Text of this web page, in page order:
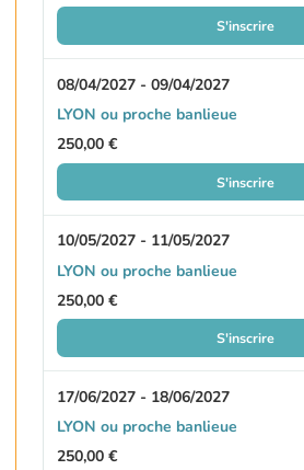
S'inscrire
08/04/2027 - 09/04/2027
LYON ou proche banlieue
250,00 €
S'inscrire
10/05/2027 - 11/05/2027
LYON ou proche banlieue
250,00 €
S'inscrire
17/06/2027 - 18/06/2027
LYON ou proche banlieue
250,00 €